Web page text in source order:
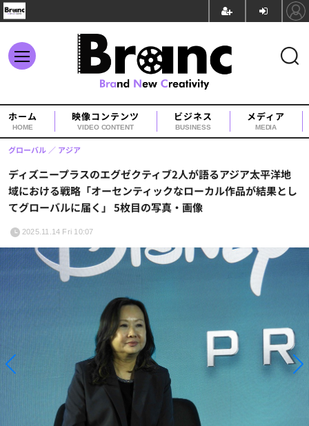
ホーム
HOME
映像コンテンツ
VIDEO CONTENT
ビジネス
BUSINESS
メディア
MEDIA
ディズニープラスのエグゼクティブ2人が語るアジア太平洋地
域における戦略「オーセンティックなローカル作品が結果とし
てグローバルに届く」 5枚目の写真・画像
グローバル アジア
2025.11.14 Fri 10:07